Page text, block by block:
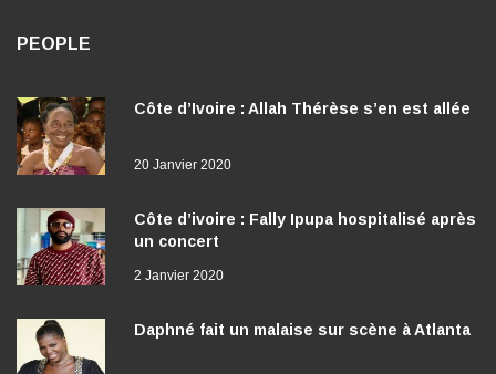
PEOPLE
Côte d’Ivoire : Allah Thérèse s’en est allée
20 Janvier 2020
Côte d’ivoire : Fally Ipupa hospitalisé après
un concert
2 Janvier 2020
Daphné fait un malaise sur scène à Atlanta